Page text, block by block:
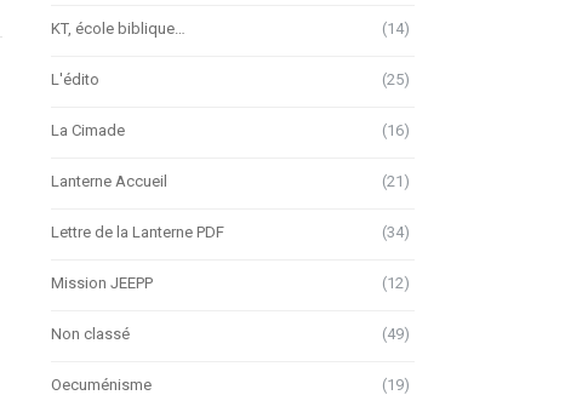
KT, école biblique… (14)
L'édito (25)
La Cimade (16)
Lanterne Accueil (21)
Lettre de la Lanterne PDF (34)
Mission JEEPP (12)
Non classé (49)
Oecuménisme (19)